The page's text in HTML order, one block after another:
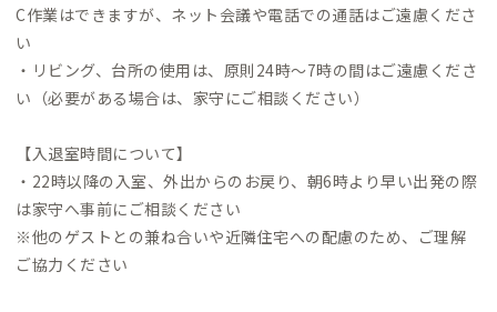
C作業はできますが、ネット会議や電話での通話はご遠慮くださ
い
・リビング、台所の使用は、原則24時～7時の間はご遠慮くださ
い（必要がある場合は、家守にご相談ください）
【入退室時間について】
・22時以降の入室、外出からのお戻り、朝6時より早い出発の際
は家守へ事前にご相談ください
※他のゲストとの兼ね合いや近隣住宅への配慮のため、ご理解
ご協力ください